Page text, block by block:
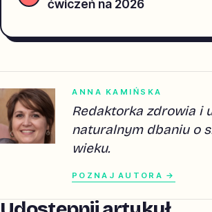
ćwiczeń na 2026
ANNA KAMIŃSKA
Redaktorka zdrowia i
naturalnym dbaniu o
wieku.
POZNAJ AUTORA →